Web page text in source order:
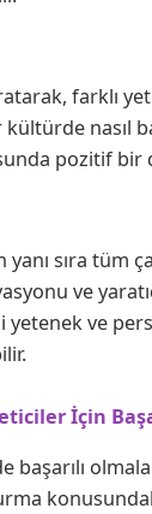
farklı
nasıl
pozitif bir
sıra tüm
ve
yetenek ve
İçin